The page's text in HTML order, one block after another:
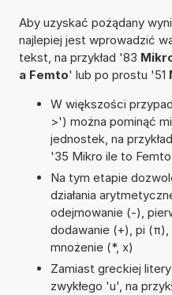
Aby uzyskać pożądany
najlepiej jest wprowadzić
tekst, na przykład '83
a Femto' lub po prostu '51
W większości
>') można pominąć
jednostek, na
'35 Mikro ile to
Na tym etapie
działania
odejmowanie (-),
dodawanie (+), pi (π),
mnożenie (*, x)
Zamiast greckiej
zwykłego 'u', na